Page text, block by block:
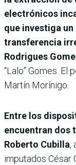
electrónicos
que investiga
transferencia
Rodrigues
“Lalo” Gomes.
Martín Morínigo.
Entre los
encuentran dos
Roberto Cubilla,
imputados César